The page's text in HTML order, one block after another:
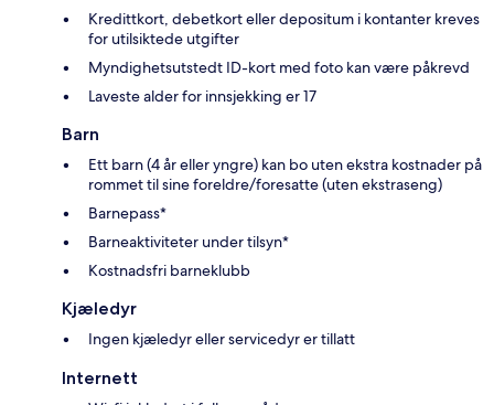
Kredittkort, debetkort eller depositum i kontanter kreves
for utilsiktede utgifter
Myndighetsutstedt ID-kort med foto kan være påkrevd
Laveste alder for innsjekking er 17
Barn
Ett barn (4 år eller yngre) kan bo uten ekstra kostnader på
rommet til sine foreldre/foresatte (uten ekstraseng)
Barnepass*
Barneaktiviteter under tilsyn*
Kostnadsfri barneklubb
Kjæledyr
Ingen kjæledyr eller servicedyr er tillatt
Internett